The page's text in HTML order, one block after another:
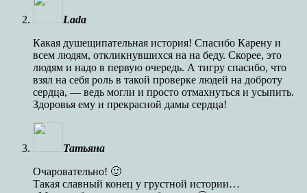
Lada
Какая душещипательная история! Спасибо Карену и
всем людям, откликнувшихся на на беду. Скорее, это
людям и надо в первую очередь. А тигру спасибо, что
взял на себя роль в такой проверке людей на доброту
сердца, — ведь могли и просто отмахнуться и усыпить.
Здоровья ему и прекрасной дамы сердца!
Татьяна
Очаровательно! 🙂
Такая славный конец у грустной истории…